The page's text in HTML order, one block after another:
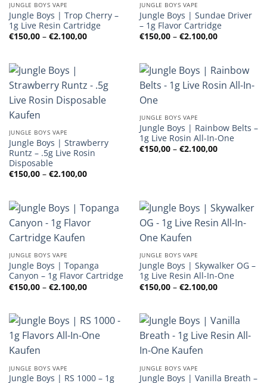
JUNGLE BOYS VAPE
Jungle Boys | Trop Cherry –
1g Live Resin Cartridge
€150,00 – €2.100,00Preisspanne:
€150,00
JUNGLE BOYS VAPE
Jungle Boys | Sundae Driver
– 1g Flavor Cartridge
€150,00 – €2.100,00
€150,00
JUNGLE BOYS VAPE
Jungle Boys | Strawberry
Runtz – .5g Live Rosin
Disposable
€150,00 – €2.100,00Preisspanne:
JUNGLE BOYS VAPE
Jungle Boys | Rainbow Belts –
1g Live Rosin All-In-One
€150,00 – €2.100,00
JUNGLE BOYS VAPE
Jungle Boys | Topanga
Canyon – 1g Flavor Cartridge
€150,00 – €2.100,00Preisspanne:
€150,00
JUNGLE BOYS VAPE
Jungle Boys | Skywalker OG –
1g Live Resin All-In-One
€150,00 – €2.100,00
€150,00
JUNGLE BOYS VAPE
Jungle Boys | RS 1000 – 1g
JUNGLE BOYS VAPE
Jungle Boys | Vanilla Breath –